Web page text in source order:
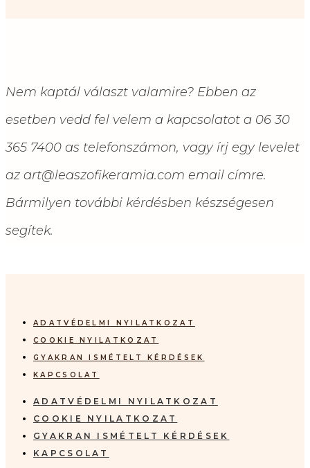
Nem kaptál választ valamire? Ebben az
esetben vedd fel velem a kapcsolatot a 06 30
365 7400 as telefonszámon, vagy írj egy levelet
az art@leaszofikeramia.com email címre.
Bármilyen további kérdésben készségesen
segítek.
ADATVÉDELMI NYILATKOZAT
COOKIE NYILATKOZAT
GYAKRAN ISMÉTELT KÉRDÉSEK
KAPCSOLAT
ADATVÉDELMI NYILATKOZAT
COOKIE NYILATKOZAT
GYAKRAN ISMÉTELT KÉRDÉSEK
KAPCSOLAT